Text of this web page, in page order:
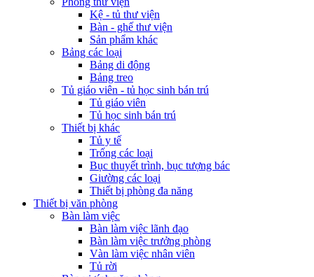
Kệ - tủ thư viện
Bàn - ghế thư viện
Sản phẩm khác
Bảng các loại
Bảng di động
Bảng treo
Tủ giáo viên - tủ học sinh bán trú
Tủ giáo viên
Tủ học sinh bán trú
Thiết bị khác
Tủ y tế
Trống các loại
Bục thuyết trình, bục tượng bác
Giường các loại
Thiết bị phòng đa năng
Thiết bị văn phòng
Bàn làm việc
Bàn làm việc lãnh đạo
Bàn làm việc trưởng phòng
Vàn làm việc nhân viên
Tủ rời